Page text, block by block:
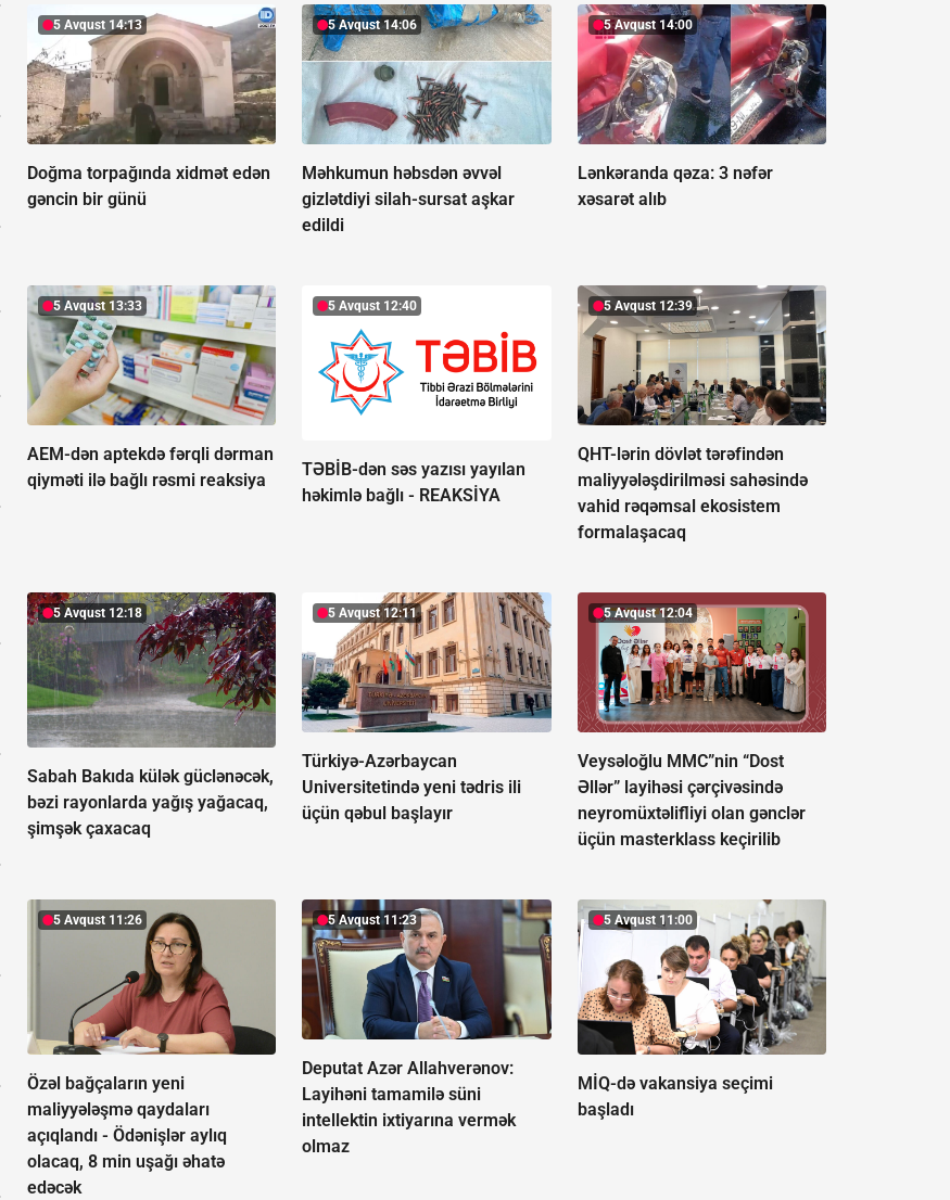
5 Avqust 14:13
Doğma torpağında xidmət edən
gəncin bir günü
5 Avqust 14:06
Məhkumun həbsdən əvvəl
gizlətdiyi silah-sursat aşkar
edildi
5 Avqust 14:00
Lənkəranda qəza: 3 nəfər
xəsarət alıb
5 Avqust 13:33
AEM-dən aptekdə fərqli dərman
qiyməti ilə bağlı rəsmi reaksiya
5 Avqust 12:40
TƏBİB-dən səs yazısı yayılan
həkimlə bağlı - REAKSİYA
5 Avqust 12:39
QHT-lərin dövlət tərəfindən
maliyyələşdirilməsi sahəsində
vahid rəqəmsal ekosistem
formalaşacaq
5 Avqust 12:18
Sabah Bakıda külək güclənəcək,
bəzi rayonlarda yağış yağacaq,
şimşək çaxacaq
5 Avqust 12:11
Türkiyə-Azərbaycan
Universitetində yeni tədris ili
üçün qəbul başlayır
5 Avqust 12:04
Veysəloğlu MMC”nin “Dost
Əllər” layihəsi çərçivəsində
neyromüxtəlifliyi olan gənclər
üçün masterklass keçirilib
5 Avqust 11:26
Özəl bağçaların yeni
maliyyələşmə qaydaları
açıqlandı - Ödənişlər aylıq
olacaq, 8 min uşağı əhatə
edəcək
5 Avqust 11:23
Deputat Azər Allahverənov:
Layihəni tamamilə süni
intellektin ixtiyarına vermək
olmaz
5 Avqust 11:00
MİQ-də vakansiya seçimi
başladı